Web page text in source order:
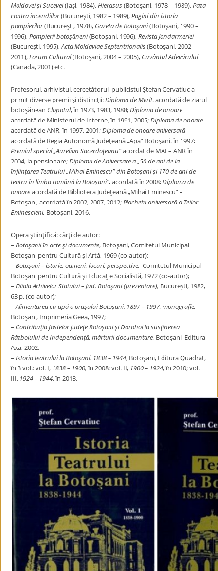
Moldovei şi Sucevei(Iaşi, 1984),Hierasus(Botoşani, 1978 – 1989),Paza
contra incendiilor(Bucureşti, 1982 – 1989),Pagini din istoria
pompierilor(Bucureşti, 1978), Gazeta de Botoşani(Botoşani, 1990 –
1996),Pompierii botoşăneni(Botoşani, 1996),Revista Jandarmeriei
(Bucureşti, 1995),Acta Moldaviae Septentrionalis(Botoşani, 2002 –
2011),Forum Cultural(Botoşani, 2004 – 2005), CuvântulAdevărului
(Canada, 2001) etc.
Profesorul, arhivistul, cercetătorul, publicistul Ştefan Cervatiuc a
primit diverse premii şi distincţii:Diploma de Merit, acordată de ziarul
botoşănean Clopotul, în 1973, 1983, 1988;Diploma de onoare
acordată de Ministerul de Interne, în 1991, 2005;Diploma de onoare
acordată de ANR, în 1997, 2001;Diploma de onoare aniversară
acordată de Regia Autonomă Judeţeană „Apa” Botoşani, în 1997;
Premiul special „Aurelian Sacerdoţeanu”acordat de MAI – ANR în
2004, la pensionare;Diploma de Aniversare a „50 de ani de la
înfiinţarea Teatrului „Mihai Eminescu” din Botoşani şi 170 de ani de
teatru în limba română la Botoşani”, acordată în 2008;Diploma de
onoareacordată de Biblioteca Judeţeană „Mihai Eminescu” –
Botoşani, acordată în 2002, 2007, 2012;Placheta aniversară a Teilor
Eminescieni, Botoşani, 2016.
Opera ştiinţifică: cărţi de autor:
–Botoşanii în acte şi documente, Botoşani, Comitetul Municipal
Botoşani pentru Cultură şi Artă, 1969 (co-autor);
–Botoşani – istorie, oameni, locuri, perspective, Comitetul Municipal
Botoşani pentru Cultură şi Educaţie Socialistă, 1972 (co-autor);
–Filiala Arhivelor Statului – Jud. Botoşani (prezentare), Bucureşti, 1982,
63 p. (co-autor);
–Alimentarea cu apă a oraşului Botoşani: 1897 – 1997, monografie,
Botoşani, Imprimeria Geea, 1997;
– Contribuţia fostelor judeţe Botoşani şi Dorohoi la susţinerea
Războiului de Independenţă, mărturii documentare, Botoşani, Editura
Axa, 2002;
–Istoria teatrului la Botoşani: 1838 – 1944, Botoşani, Editura Quadrat,
în 3 vol.: vol. I, 1838 – 1900,în 2008; vol. II, 1900 – 1924, în 2010; vol.
III, 1924 – 1944, în 2013.